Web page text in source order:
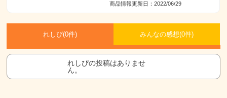
商品情報更新日：2022/06/29
れしぴ(0件) みんなの感想(0件)
れしぴの投稿はありませ
ん。